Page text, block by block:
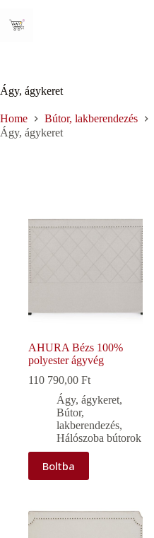
content
Ágy, ágykeret
Home Bútor, lakberendezés
Ágy, ágykeret
AHURA Bézs 100%
polyester ágyvég
110 790,00 Ft
Ágy, ágykeret,
Bútor,
lakberendezés,
Hálószoba bútorok
Boltba